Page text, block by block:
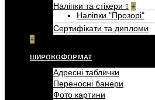
Наліпки та стікери
+
Наліпки "Прозорі"
Сертифікати та дипломи
+
ШИРОКОФОРМАТ
Адресні таблички
Переносні банери
Фото картини